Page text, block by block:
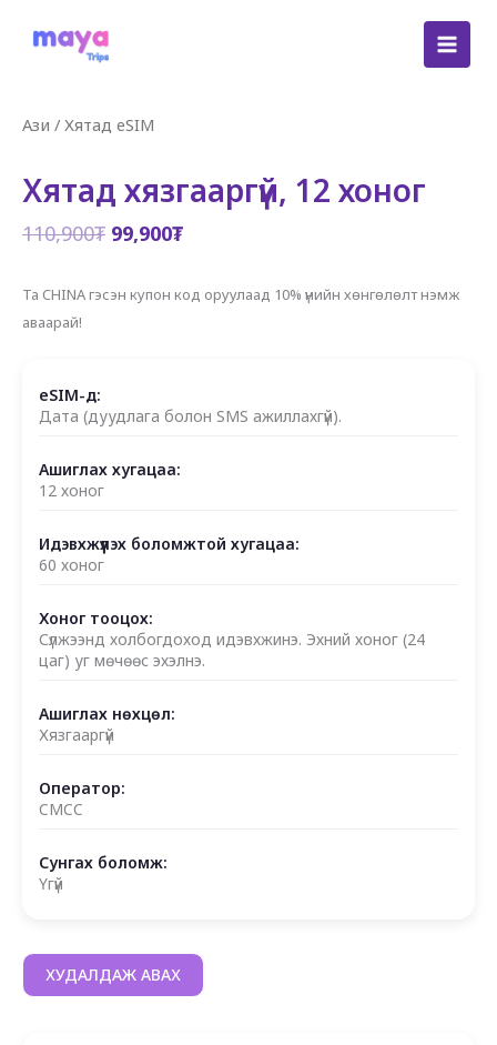
Ази / Хятад eSIM
Хятад хязгааргүй, 12 хоног
110,900₮ Original
was:
99,900₮Current
is:
Та CHINA гэсэн купон код оруулаад 10% үнийн хөнгөлөлт нэмж
аваарай!
eSIM-д:
Дата (дуудлага болон SMS ажиллахгүй).
Ашиглах хугацаа:
12 хоног
Идэвхжүүлэх боломжтой хугацаа:
60 хоног
Хоног тооцох:
Сүлжээнд холбогдоход идэвхжинэ. Эхний хоног (24
цаг) уг мөчөөс эхэлнэ.
Ашиглах нөхцөл:
Хязгааргүй
Оператор:
CMCC
Сунгах боломж:
Үгүй
ХУДАЛДАЖ АВАХ